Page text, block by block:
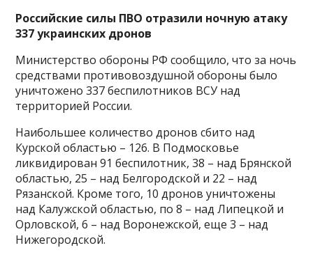
Российские силы ПВО отразили ночную атаку
337 украинских дронов
Министерство обороны РФ сообщило, что за ночь
средствами противовоздушной обороны было
уничтожено 337 беспилотников ВСУ над
территорией России.
Наибольшее количество дронов сбито над
Курской областью – 126. В Подмосковье
ликвидирован 91 беспилотник, 38 – над Брянской
областью, 25 – над Белгородской и 22 – над
Рязанской. Кроме того, 10 дронов уничтожены
над Калужской областью, по 8 – над Липецкой и
Орловской, 6 – над Воронежской, еще 3 – над
Нижегородской.